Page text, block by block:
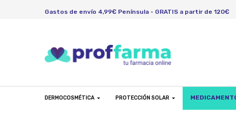
Gastos de envío 4,99€ Península - GRATIS a partir de 120€
DERMOCOSMÉTICA PROTECCIÓN SOLAR